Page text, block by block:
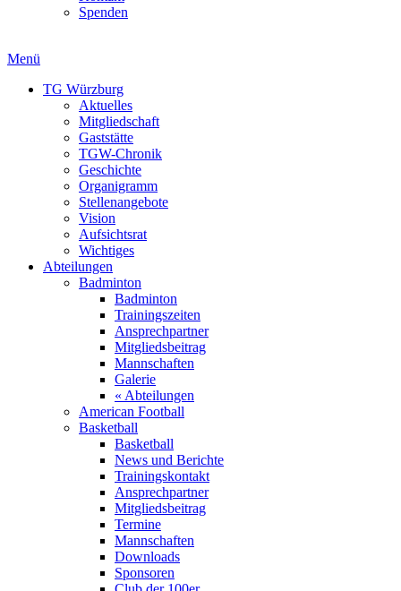
Spenden
Menü
TG Würzburg
Aktuelles
Mitgliedschaft
Gaststätte
TGW-Chronik
Geschichte
Organigramm
Stellenangebote
Vision
Aufsichtsrat
Wichtiges
Abteilungen
Badminton
Badminton
Trainingszeiten
Ansprechpartner
Mitgliedsbeitrag
Mannschaften
Galerie
« Abteilungen
American Football
Basketball
Basketball
News und Berichte
Trainingskontakt
Ansprechpartner
Mitgliedsbeitrag
Termine
Mannschaften
Downloads
Sponsoren